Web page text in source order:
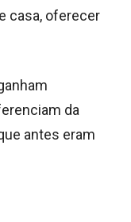
casa, oferecer
da
antes eram